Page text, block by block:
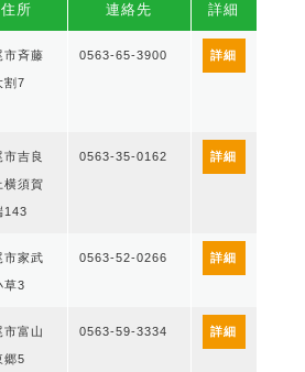
住所 連絡先 詳細
市斉藤
割7
0563-65-3900 詳細
市吉良
横須賀
143
0563-35-0162 詳細
市家武
草3
0563-52-0266 詳細
市富山
郷5
0563-59-3334 詳細